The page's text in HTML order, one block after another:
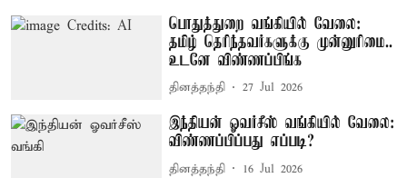
பொதுத்துறை வங்கியில் வேலை:
தமிழ் தெரிந்தவர்களுக்கு முன்னுரிமை..
உடனே விண்ணப்பிங்க
தினத்தந்தி 27 Jul 2026
இந்தியன் ஓவர்சீஸ் வங்கியில் வேலை:
விண்ணப்பிப்பது எப்படி?
தினத்தந்தி 16 Jul 2026